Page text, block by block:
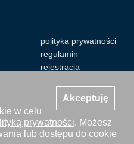
Akceptuję
w celu
prywatności. Możesz
lub dostępu do cookie
polityka prywatności
regulamin
rejestracja
Foto Press/KFP są
i kopiowanie bez